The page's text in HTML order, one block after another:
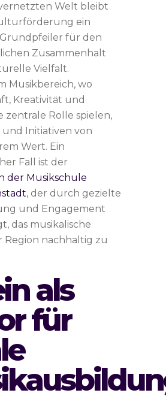
Welt bleibt
ein
für den
Zusammenhalt
Vielfalt.
Musikbereich, wo
Kreativität und
zentrale Rolle spielen,
und Initiativen von
Wert. Ein
Fall ist der
der Musikschule
, der durch gezielte
und Engagement
das musikalische
Region nachhaltig zu
als
für